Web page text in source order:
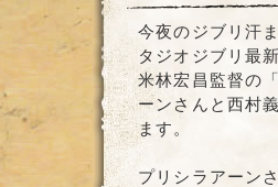
今夜のジブリ汗
タジオジブリ最
米林宏昌監督の
ーンさんと西村
ます。
プリシラアーン